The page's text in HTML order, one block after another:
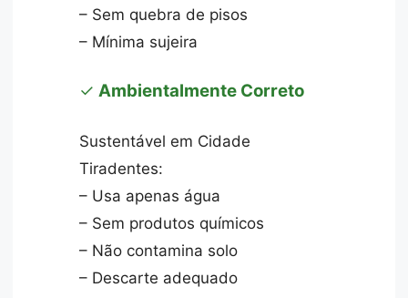
– Sem quebra de pisos
– Mínima sujeira
✓Ambientalmente Correto
Sustentável em Cidade
Tiradentes:
– Usa apenas água
– Sem produtos químicos
– Não contamina solo
– Descarte adequado